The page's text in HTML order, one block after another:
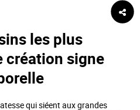
les plus
création signe
qui siéent aux grandes